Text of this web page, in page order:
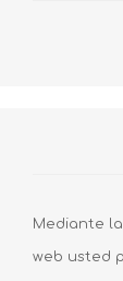
Mediante
web usted